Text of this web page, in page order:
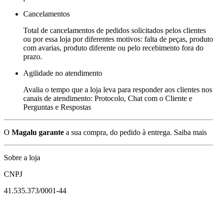
Cancelamentos
Total de cancelamentos de pedidos solicitados pelos clientes
ou por essa loja por diferentes motivos: falta de peças, produto
com avarias, produto diferente ou pelo recebimento fora do
prazo.
Agilidade no atendimento
Avalia o tempo que a loja leva para responder aos clientes nos
canais de atendimento: Protocolo, Chat com o Cliente e
Perguntas e Respostas
O Magalu garante a sua compra, do pedido à entrega. Saiba mais
Sobre a loja
CNPJ
41.535.373/0001-44